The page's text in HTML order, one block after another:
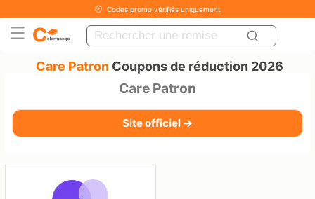
Codes promo vérifiés uniquement
Care Patron Coupons de réduction 2026
Care Patron
Site officiel →